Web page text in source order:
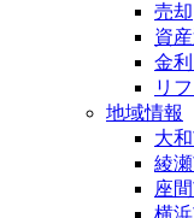
売却
資
金
リ
地域情報
大
綾
座
横